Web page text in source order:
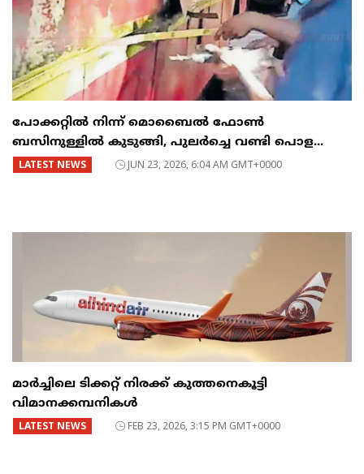
പോക്കറ്റിൽ നിന്ന് മൊബൈൽ ഫോൺ
ബസിനുള്ളിൽ കുടുങ്ങി, പുലർച്ചെ വണ്ടി പൊള...
LATEST NEWS JUN 23, 2026, 6:04 AM GMT+0000
മാർച്ചിലെ ടിക്കറ്റ് നിരക്ക് കുത്തനെകൂട്ടി
വിമാനക്കമ്പനികൾ
LATEST NEWS FEB 23, 2026, 3:15 PM GMT+0000